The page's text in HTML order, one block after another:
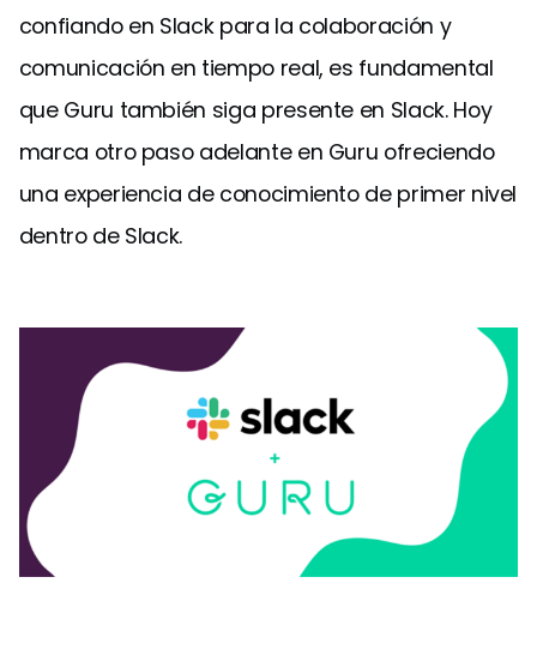
confiando en Slack para la colaboración y
comunicación en tiempo real, es fundamental
que Guru también siga presente en Slack. Hoy
marca otro paso adelante en Guru ofreciendo
una experiencia de conocimiento de primer nivel
dentro de Slack.